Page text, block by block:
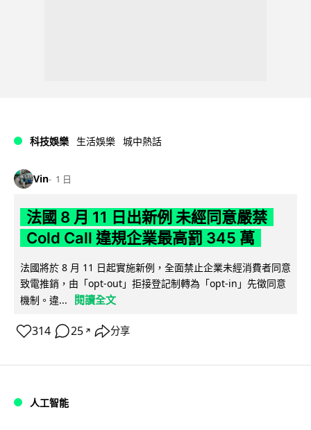
科技娛樂 生活娛樂 城中熱話
Vin 1 日
法國 8 月 11 日出新例 未經同意嚴禁
Cold Call 違規企業最高罰 345 萬
法國將於 8 月 11 日起實施新例，全面禁止企業未經消費者同意
致電推銷，由「opt-out」拒接登記制轉為「opt-in」先徵同意
機制。違...
閱讀全文
314 25 ↗ 分享
人工智能